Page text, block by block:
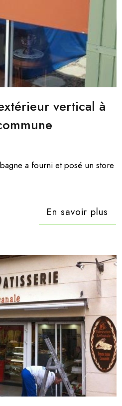
vertical à
a fourni et posé un store
En savoir plus